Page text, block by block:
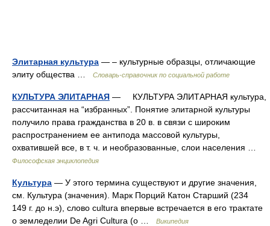
Элитарная культура — – культурные образцы, отличающие
элиту общества …
Словарь-справочник по социальной работе
КУЛЬТУРА ЭЛИТАРНАЯ — КУЛЬТУРА ЭЛИТАРНАЯ культура,
рассчитанная на “избранных”. Понятие элитарной культуры
получило права гражданства в 20 в. в связи с широким
распространением ее антипода массовой культуры,
охватившей все, в т. ч. и необразованные, слои населения …
Философская энциклопедия
Культура — У этого термина существуют и другие значения,
см. Культура (значения). Марк Порций Катон Старший (234
149 г. до н.э), слово cultura впервые встречается в его трактате
о земледелии De Agri Cultura (о …
Википедия